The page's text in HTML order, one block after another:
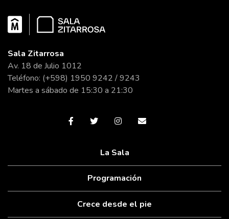
Sala Zitarrosa
Av. 18 de Julio 1012
Teléfono: (+598) 1950 9242 / 9243
Martes a sábado de 15:30 a 21:30
La Sala
Programación
Crece desde el pie